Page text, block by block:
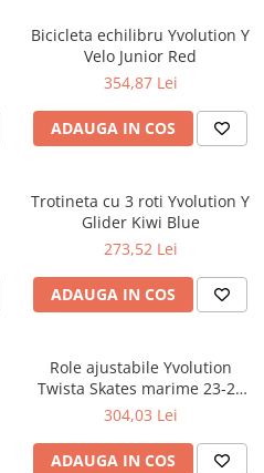
Bicicleta echilibru Yvolution Y
Velo Junior Red
354,87 Lei
ADAUGA IN COS
Trotineta cu 3 roti Yvolution Y
Glider Kiwi Blue
273,52 Lei
ADAUGA IN COS
Role ajustabile Yvolution
Twista Skates marime 23-28
Blue
304,03 Lei
ADAUGA IN COS